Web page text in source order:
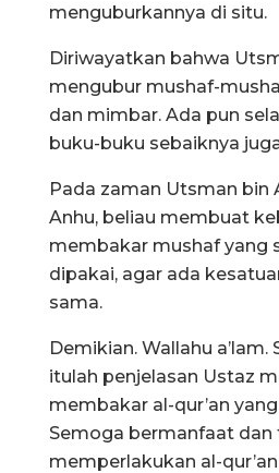
menguburkannya di situ.
Diriwayatkan bahwa
mengubur mushaf-
dan mimbar. Ada pun
buku-buku sebaiknya
Pada zaman Utsman bin
Anhu, beliau membuat
membakar mushaf yang
dipakai, agar ada
sama.
Demikian. Wallahu
itulah penjelasan Ustaz
membakar al-qur’an
Semoga bermanfaat dan
memperlakukan al-